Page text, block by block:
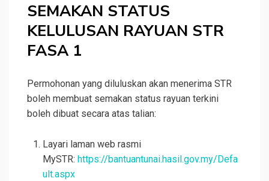
SEMAKAN STATUS
KELULUSAN RAYUAN STR
FASA 1
Permohonan yang diluluskan akan menerima STR
boleh membuat semakan status rayuan terkini
boleh dibuat secara atas talian:
Layari laman web rasmi
MySTR: https://bantuantunai.hasil.gov.my/Defa
ult.aspx